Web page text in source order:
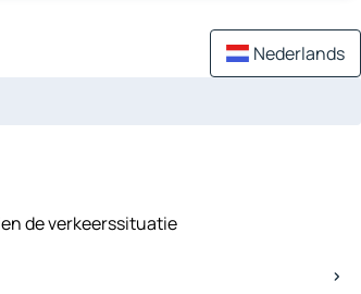
Nederlands
de verkeerssituatie